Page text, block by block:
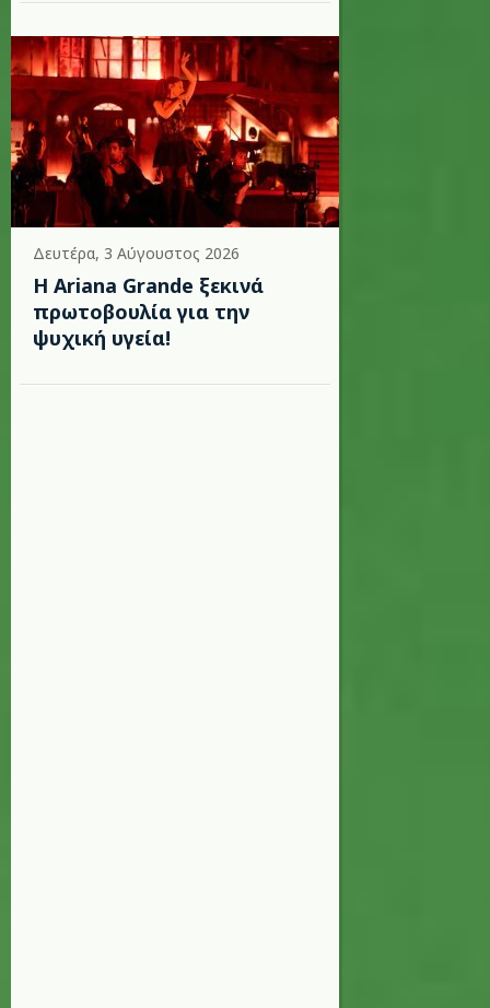
Δευτέρα, 3 Αύγουστος 2026
Η Ariana Grande ξεκινά
πρωτοβουλία για την
ψυχική υγεία!